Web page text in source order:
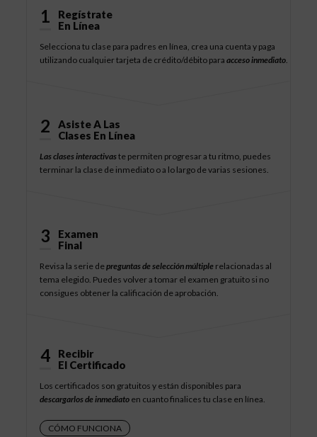
1
Regístrate
En Línea
Selecciona tu clase para padres en línea, crea una cuenta y paga
utilizando cualquier tarjeta de crédito/débito paraacceso inmediato.
2
Asiste A Las
Clases En Línea
Las clases interactivaste permiten progresar a tu ritmo, puedes
terminar la clase de inmediato o a lo largo de varias sesiones.
3
Examen
Final
Revisa la serie depreguntas de selección múltiple relacionadas al
tema elegido. Puedes volver a tomar el examen gratuito si no
consigues obtener la calificación de aprobación.
4
Recibir
El Certificado
Los certificados son gratuitos y están disponibles para
descargarlos de inmediato en cuanto finalices tu clase en línea.
CÓMO FUNCIONA